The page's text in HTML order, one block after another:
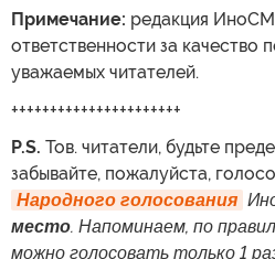
Примечание: редакция
ответственности за качество
уважаемых читателей.
++++++++++++++++++++++
P.S. Тов. читатели, будьте
забывайте, пожалуйста,
Народного голосования
место. Напоминаем, по
можно голосовать только 1